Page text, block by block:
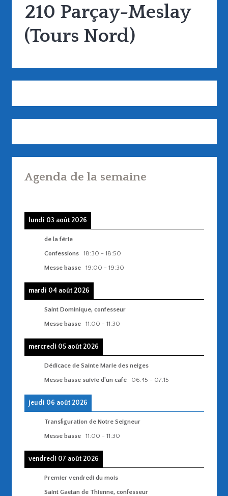
210 Parçay-Meslay
(Tours Nord)
Agenda de la semaine
lundi 03 août 2026
de la férie
Confessions
18:30 - 18:50
Messe basse
19:00 - 19:30
mardi 04 août 2026
Saint Dominique, confesseur
Messe basse
11:00 - 11:30
mercredi 05 août 2026
Dédicace de Sainte Marie des neiges
Messe basse suivie d'un café
06:45 - 07:15
jeudi 06 août 2026
Transfiguration de Notre Seigneur
Messe basse
11:00 - 11:30
vendredi 07 août 2026
Premier vendredi du mois
Saint Gaëtan de Thienne, confesseur